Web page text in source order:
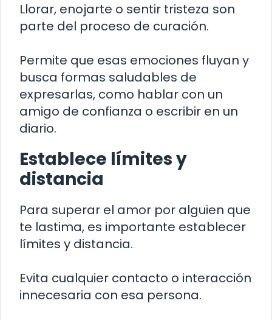
Llorar, enojarte o sentir tristeza son
parte del proceso de curación.
Permite que esas emociones fluyan y
busca formas saludables de
expresarlas, como hablar con un
amigo de confianza o escribir en un
diario.
Establece límites y
distancia
Para superar el amor por alguien que
te lastima, es importante establecer
límites y distancia.
Evita cualquier contacto o interacción
innecesaria con esa persona.